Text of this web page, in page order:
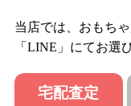
当店では、おもち
「LINE」にてお選
宅配査定